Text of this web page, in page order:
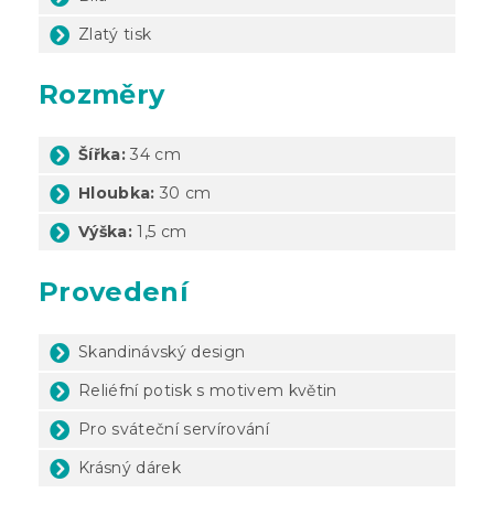
Zlatý tisk
Rozměry
Šířka: 34 cm
Hloubka: 30 cm
Výška: 1,5 cm
Provedení
Skandinávský design
Reliéfní potisk s motivem květin
Pro sváteční servírování
Krásný dárek